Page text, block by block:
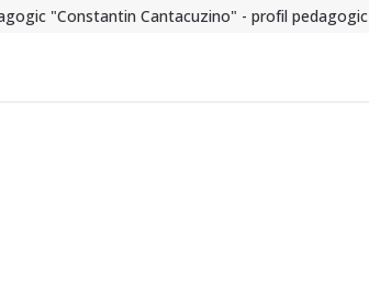
"Constantin Cantacuzino" - profil pedagogic